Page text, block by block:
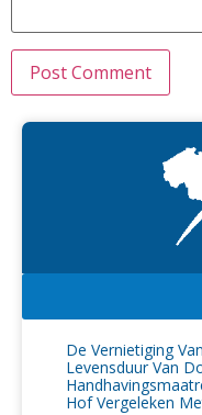
De Vernietiging
Levensduur Van
Hof Vergeleken